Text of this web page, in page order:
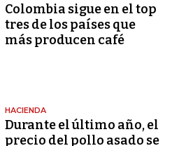
Colombia sigue en el top
tres de los países que
más producen café
HACIENDA
Durante el último año, el
precio del pollo asado se